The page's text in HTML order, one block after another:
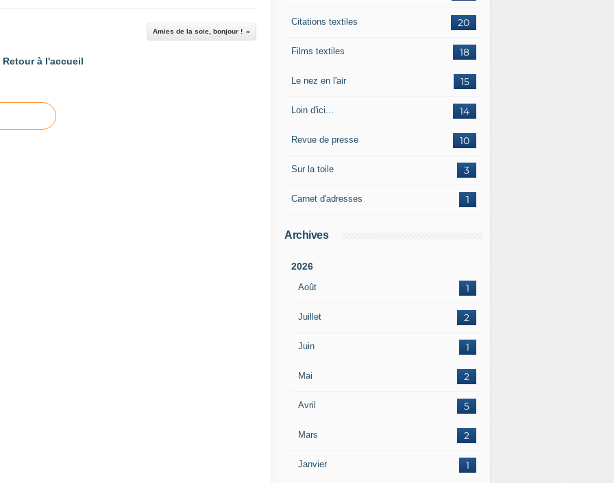
Amies de la soie, bonjour !
Retour à l'accueil
20
Citations textiles
18
Films textiles
15
Le nez en l'air
14
Loin d'ici...
10
Revue de presse
3
Sur la toile
1
Carnet d'adresses
Archives
2026
Août 1
Juillet 2
Juin 1
Mai 2
Avril 5
Mars 2
Janvier 1